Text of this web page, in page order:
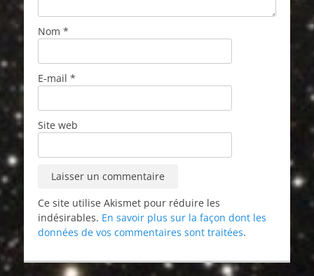
Nom *
E-mail *
Site web
Ce site utilise Akismet pour réduire les
indésirables. En savoir plus sur la façon dont les
données de vos commentaires sont traitées.